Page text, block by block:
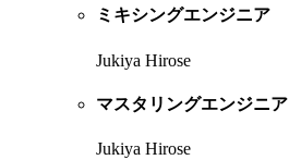
ミキシングエンジニア
Jukiya Hirose
マスタリングエンジニア
Jukiya Hirose